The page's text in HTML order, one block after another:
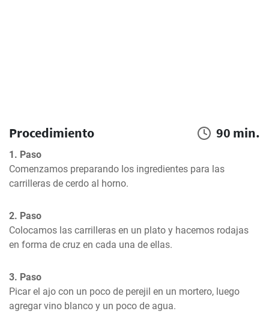
Procedimiento 90 min.
1. Paso
Comenzamos preparando los ingredientes para las
carrilleras de cerdo al horno.
2. Paso
Colocamos las carrilleras en un plato y hacemos rodajas
en forma de cruz en cada una de ellas.
3. Paso
Picar el ajo con un poco de perejil en un mortero, luego
agregar vino blanco y un poco de agua.